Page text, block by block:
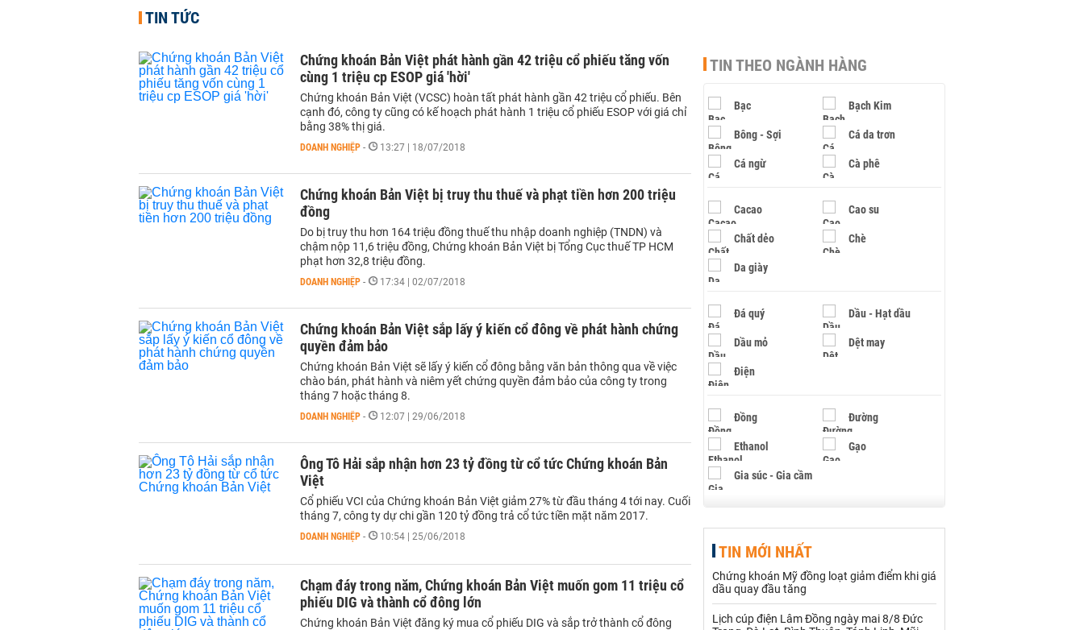
TIN TỨC
Chứng khoán Bản Việt phát hành gần 42 triệu cổ phiếu tăng vốn
cùng 1 triệu cp ESOP giá 'hời'
Chứng khoán Bản Việt (VCSC) hoàn tất phát hành gần 42 triệu cổ phiếu. Bên
cạnh đó, công ty cũng có kế hoạch phát hành 1 triệu cổ phiếu ESOP với giá chỉ
bằng 38% thị giá.
DOANH NGHIỆP - 13:27 | 18/07/2018
Chứng khoán Bản Việt bị truy thu thuế và phạt tiền hơn 200 triệu
đồng
Do bị truy thu hơn 164 triệu đồng thuế thu nhập doanh nghiệp (TNDN) và
chậm nộp 11,6 triệu đồng, Chứng khoán Bản Việt bị Tổng Cục thuế TP HCM
phạt hơn 32,8 triệu đồng.
DOANH NGHIỆP - 17:34 | 02/07/2018
Chứng khoán Bản Việt sắp lấy ý kiến cổ đông về phát hành chứng
quyền đảm bảo
Chứng khoán Bản Việt sẽ lấy ý kiến cổ đông bằng văn bản thông qua về việc
chào bán, phát hành và niêm yết chứng quyền đảm bảo của công ty trong
tháng 7 hoặc tháng 8.
DOANH NGHIỆP - 12:07 | 29/06/2018
Ông Tô Hải sắp nhận hơn 23 tỷ đồng từ cổ tức Chứng khoán Bản
Việt
Cổ phiếu VCI của Chứng khoán Bản Việt giảm 27% từ đầu tháng 4 tới nay. Cuối
tháng 7, công ty dự chi gần 120 tỷ đồng trả cổ tức tiền mặt năm 2017.
DOANH NGHIỆP - 10:54 | 25/06/2018
Chạm đáy trong năm, Chứng khoán Bản Việt muốn gom 11 triệu cổ
phiếu DIG và thành cổ đông lớn
Chứng khoán Bản Việt đăng ký mua cổ phiếu DIG và sắp trở thành cổ đông
TIN THEO NGÀNH HÀNG
Bạc Bạch Kim
Bông - Sợi Cá da trơn
Cá ngừ Cà phê
Cacao Cao su
Chất dẻo Chè
Da giày
Đá quý Dầu - Hạt dầu
Dầu mỏ Dệt may
Điện
Đồng Đường
Ethanol Gạo
Gia súc - Gia cầm
Hạt điều
Khí đốt
Kim loại khác Mắc ca
TIN MỚI NHẤT
Chứng khoán Mỹ đồng loạt giảm điểm khi giá
dầu quay đầu tăng
Lịch cúp điện Lâm Đồng ngày mai 8/8 Đức